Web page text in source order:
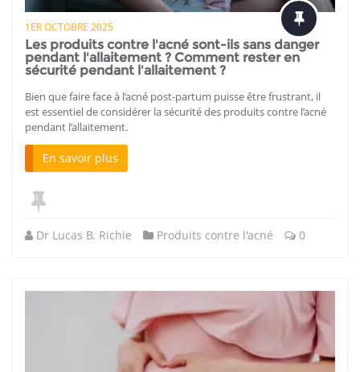
1ER OCTOBRE 2025
Les produits contre l'acné sont-ils sans danger
pendant l'allaitement ? Comment rester en
sécurité pendant l'allaitement ?
Bien que faire face à l’acné post-partum puisse être frustrant, il
est essentiel de considérer la sécurité des produits contre l’acné
pendant l’allaitement.
En savoir plus
Dr Lucas B. Richie Produits contre l'acné 0